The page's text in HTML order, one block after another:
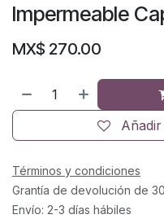
Impermeable
MX$ 270.00
Términos y condiciones
Grantía de devolución de
Envío: 2-3 días hábiles